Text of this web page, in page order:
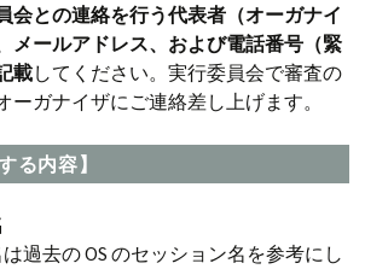
会との連絡を行う代表者（オーガナイ
メールアドレス、 および電話番号（緊
載してください。実行委員会で審査の
ーガナイザにご連絡差し上げます。
る内容】
過去の OS のセッション名を参考にし